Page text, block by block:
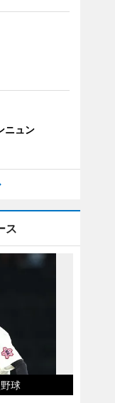
ニュン
ス
球